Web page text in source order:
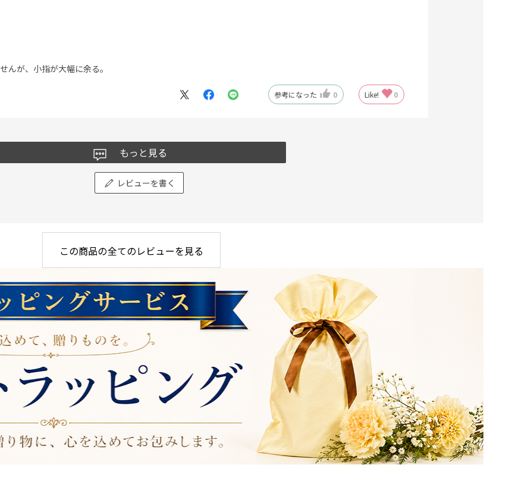
んが、小指が大幅に余る。
参考になった 0 Like! 0
もっと見る
レビューを書く
この商品の全てのレビューを見る